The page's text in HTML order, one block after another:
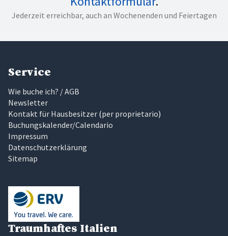
Jederzeit erreichbar, auch an Wochenenden und Feiertagen
Service
Wie buche ich? / AGB
Newsletter
Kontakt für Hausbesitzer (per proprietario)
Buchungskalender/Calendario
Impressum
Datenschutzerklärung
Sitemap
Traumhaftes Italien